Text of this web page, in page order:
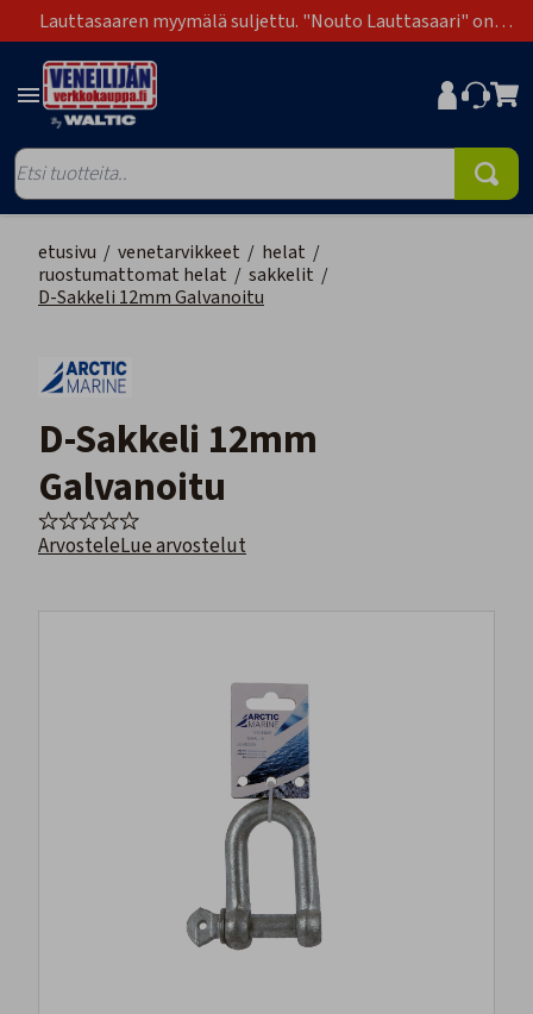
Lauttasaaren myymälä suljettu. "Nouto Lauttasaari" on
poistunut toimitustapavaihtoehdoista.
etusivu / venetarvikkeet / helat /
ruostumattomat helat / sakkelit /
D-Sakkeli 12mm Galvanoitu
D-Sakkeli 12mm
Galvanoitu
ArvosteleLue arvostelut